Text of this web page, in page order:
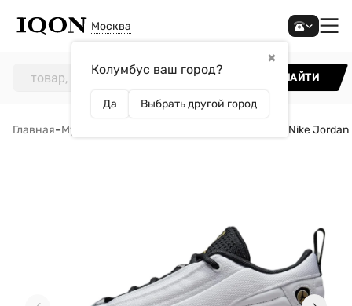
Москва
✖
Колумбус ваш город?
Да Выбрать другой город
НАЙТИ
Главная–Мужчинам Кроссовки Nike